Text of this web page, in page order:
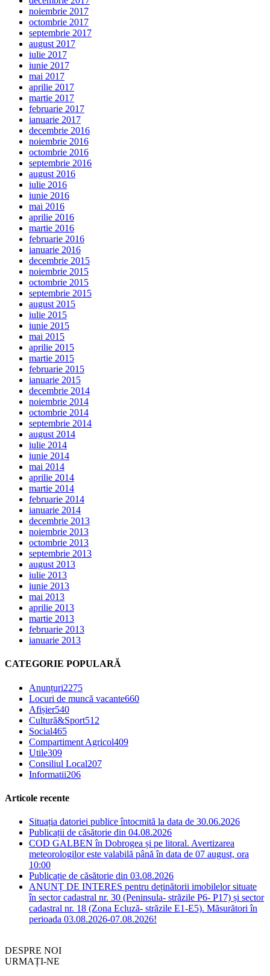
noiembrie 2017
octombrie 2017
septembrie 2017
august 2017
iulie 2017
iunie 2017
mai 2017
aprilie 2017
martie 2017
februarie 2017
ianuarie 2017
decembrie 2016
noiembrie 2016
octombrie 2016
septembrie 2016
august 2016
iulie 2016
iunie 2016
mai 2016
aprilie 2016
martie 2016
februarie 2016
ianuarie 2016
decembrie 2015
noiembrie 2015
octombrie 2015
septembrie 2015
august 2015
iulie 2015
iunie 2015
mai 2015
aprilie 2015
martie 2015
februarie 2015
ianuarie 2015
decembrie 2014
noiembrie 2014
octombrie 2014
septembrie 2014
august 2014
iulie 2014
iunie 2014
mai 2014
aprilie 2014
martie 2014
februarie 2014
ianuarie 2014
decembrie 2013
noiembrie 2013
octombrie 2013
septembrie 2013
august 2013
iulie 2013
iunie 2013
mai 2013
aprilie 2013
martie 2013
februarie 2013
ianuarie 2013
CATEGORIE POPULARĂ
Anunțuri2275
Locuri de muncă vacante660
Afișier540
Cultură&Sport512
Social465
Compartiment Agricol409
Utile309
Consiliul Local207
Informatii206
Articole recente
Situația datoriei publice întocmită la data de 30.06.2026
Publicații de căsătorie din 04.08.2026
COD GALBEN în Dobrogea și pe litoral. Avertizarea
meteorologilor este valabilă până în data de 07 august, ora
10:00
Publicație de căsătorie din 03.08.2026
ANUNȚ DE INTERES pentru deținătorii imobilelor situate
în sector cadastral nr. 30 (Peninsula- străzile P6- P17) și sector
cadastral nr. 18 (Zona Ecluză- străzile E1-E5). Măsurători în
perioada 03.08.2026-07.08.2026!
DESPRE NOI
URMAȚI-NE